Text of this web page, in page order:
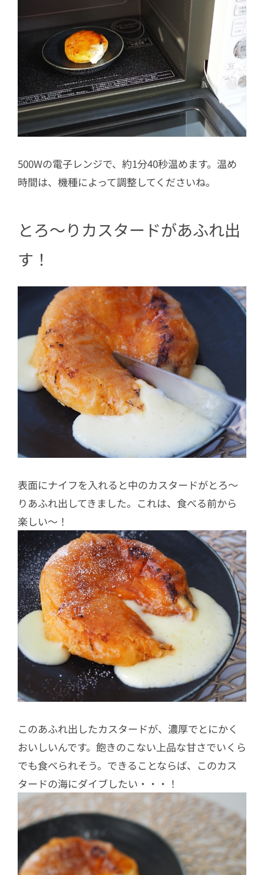
500Wの電子レンジで、約1分40秒温めます。温め
時間は、機種によって調整してくださいね。
とろ～りカスタードがあふれ出
す！
表面にナイフを入れると中のカスタードがとろ～
りあふれ出してきました。これは、食べる前から
楽しい～！
このあふれ出したカスタードが、濃厚でとにかく
おいしいんです。飽きのこない上品な甘さでいくら
でも食べられそう。できることならば、このカス
タードの海にダイブしたい・・・！